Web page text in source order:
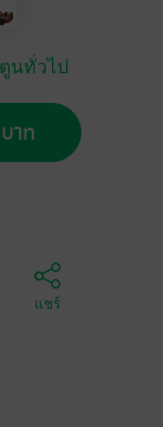
นทั่วไป
าท
แชร์